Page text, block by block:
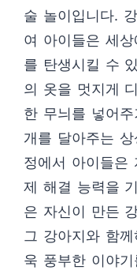
술 놀이입니다.
여 아이들은 세
를 탄생시킬 수
의 옷을 멋지게
한 무늬를 넣어
개를 달아주는
정에서 아이들은
제 해결 능력을
은 자신이 만든
그 강아지와 함
욱 풍부한 이야